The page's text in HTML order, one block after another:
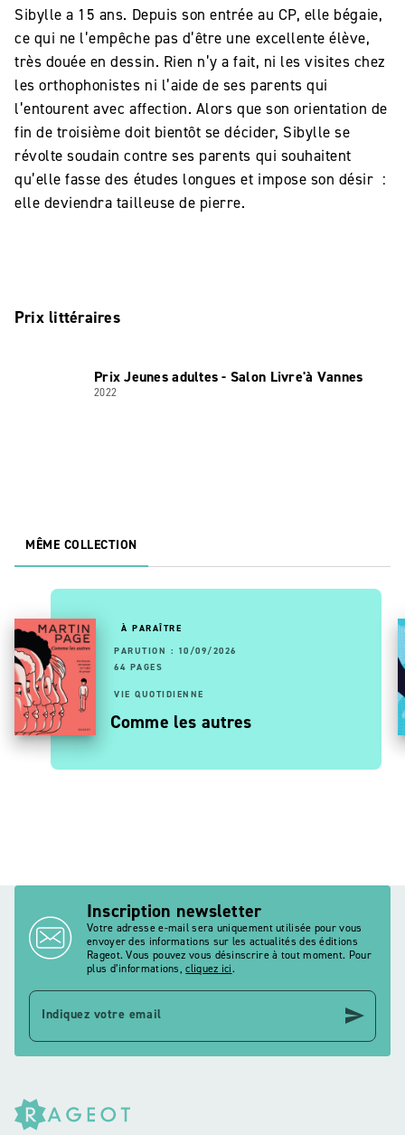
Sibylle a 15 ans. Depuis son entrée au CP, elle bégaie,
ce qui ne l’empêche pas d’être une excellente élève,
très douée en dessin. Rien n’y a fait, ni les visites chez
les orthophonistes ni l’aide de ses parents qui
l’entourent avec affection. Alors que son orientation de
fin de troisième doit bientôt se décider, Sibylle se
révolte soudain contre ses parents qui souhaitent
qu’elle fasse des études longues et impose son désir :
elle deviendra tailleuse de pierre.
Prix littéraires
Prix Jeunes adultes - Salon Livre'à Vannes
2022
MÊME COLLECTION
À PARAÎTRE
PARUTION : 10/09/2026
64 PAGES
VIE QUOTIDIENNE
Comme les autres
Inscription newsletter
Votre adresse e-mail sera uniquement utilisée pour vous
envoyer des informations sur les actualités des éditions
Rageot. Vous pouvez vous désinscrire à tout moment. Pour
plus d’informations,cliquez ici.
Indiquez votre email send